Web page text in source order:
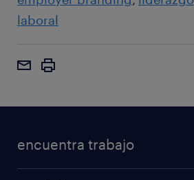
laboral
encuentra trabajo